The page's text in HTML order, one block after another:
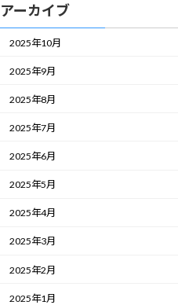
アーカイブ
2025年10月
2025年9月
2025年8月
2025年7月
2025年6月
2025年5月
2025年4月
2025年3月
2025年2月
2025年1月